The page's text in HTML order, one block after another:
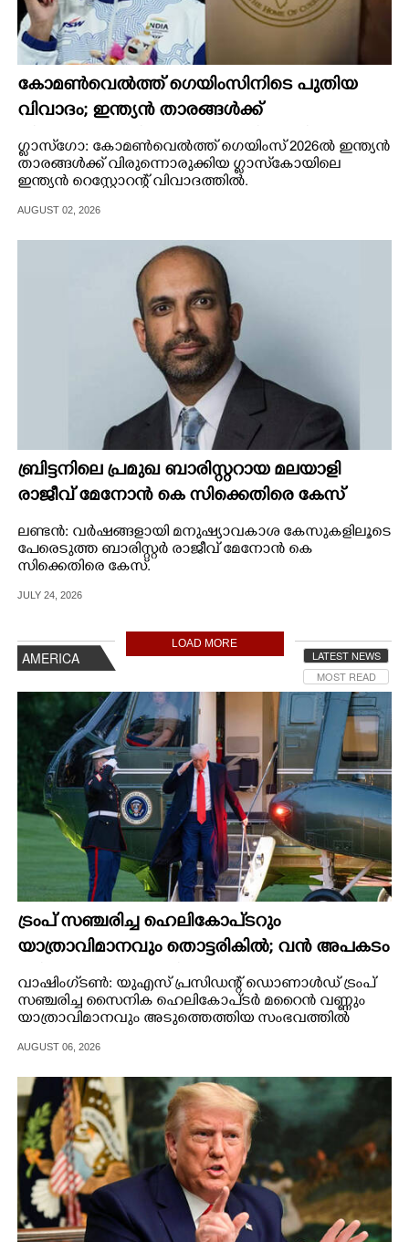
കോമൺവെൽത്ത് ഗെയിംസിനിടെ പുതിയ
വിവാദം; ഇന്ത്യൻ താരങ്ങൾക്ക്
വിരുന്നൊരുക്കിയ റെസ്റ്റോറന്റിനെതിരെ
വിമർശനം
ഗ്ലാസ്‌ഗോ: കോമൺവെൽത്ത് ഗെയിംസ് 2026ൽ ഇന്ത്യൻ
താരങ്ങൾക്ക് വിരുന്നൊരുക്കിയ ഗ്ലാസ്‌കോയിലെ
ഇന്ത്യൻ റെസ്റ്റോറന്റ് വിവാദത്തിൽ.
AUGUST 02, 2026
ബ്രിട്ടനിലെ പ്രമുഖ ബാരിസ്റ്ററായ മലയാളി
രാജീവ് മേനോൻ കെ സിക്കെതിരെ കേസ്
ലണ്ടൻ: വർഷങ്ങളായി മനുഷ്യാവകാശ കേസുകളിലൂടെ
പേരെടുത്ത ബാരിസ്റ്റർ രാജീവ് മേനോൻ കെ
സിക്കെതിരെ കേസ്.
JULY 24, 2026
LOAD MORE
AMERICA
LATEST NEWS
MOST READ
ട്രംപ് സഞ്ചരിച്ച ഹെലികോപ്‌ടറും
യാത്രാവിമാനവും തൊട്ടരികിൽ; വൻ അപകടം
ഒഴിവായത് തലനാരിഴയ്‌ക്ക്, അന്വേഷണം
വാഷിംഗ്‌ടൺ: യുഎസ് പ്രസിഡന്റ് ഡൊണാൾഡ് ട്രംപ്
സഞ്ചരിച്ച സൈനിക ഹെലികോപ്‌ടർ മറൈൻ വണ്ണും
യാത്രാവിമാനവും അടുത്തെത്തിയ സംഭവത്തിൽ
AUGUST 06, 2026